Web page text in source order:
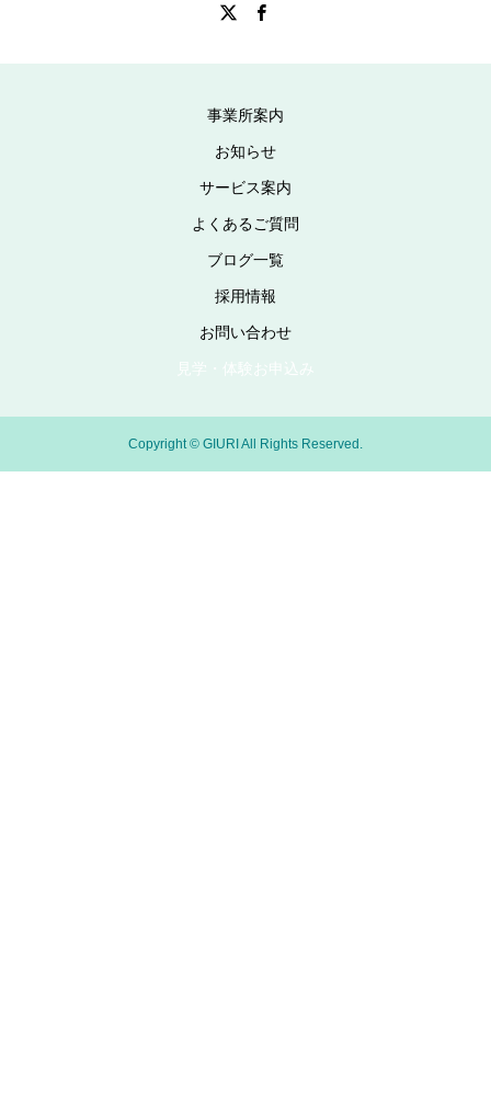
事業所案内
お知らせ
サービス案内
よくあるご質問
ブログ一覧
採用情報
お問い合わせ
見学・体験お申込み
Copyright © GIURI All Rights Reserved.